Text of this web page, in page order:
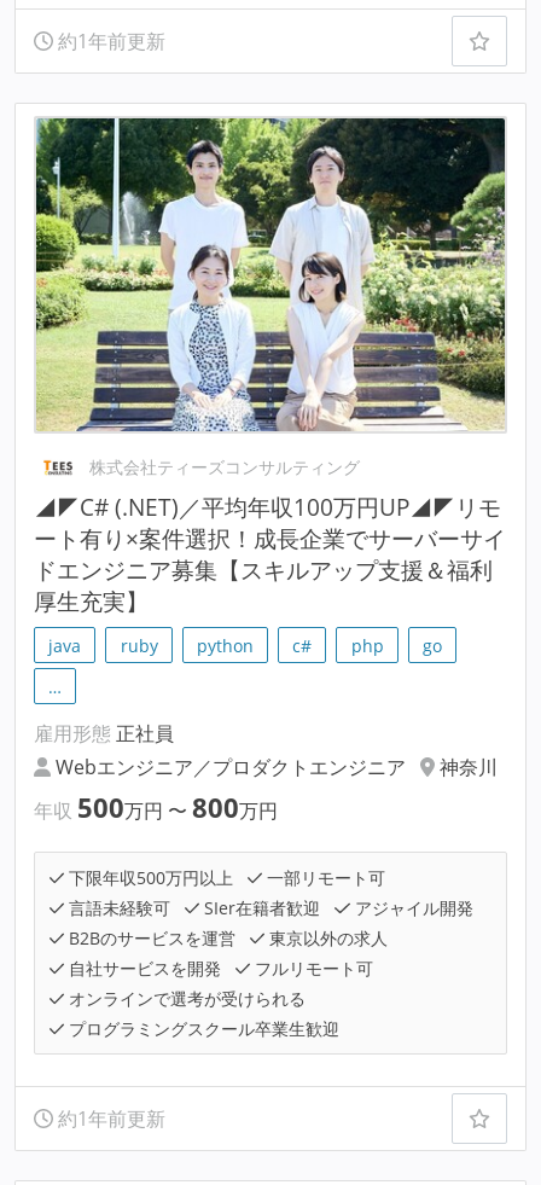
約1年前更新
株式会社ティーズコンサルティング
◢◤C# (.NET)／平均年収100万円UP◢◤リモ
ート有り×案件選択！成長企業でサーバーサイ
ドエンジニア募集【スキルアップ支援＆福利
厚生充実】
java ruby python c# php
go
…
雇用形態 正社員
Webエンジニア／プロダクトエンジニア
神奈川
年収 500万円 〜 800万円
下限年収500万円以上
一部リモート可
言語未経験可
SIer在籍者歓迎
アジャイル開発
B2Bのサービスを運営
東京以外の求人
自社サービスを開発
フルリモート可
オンラインで選考が受けられる
プログラミングスクール卒業生歓迎
約1年前更新